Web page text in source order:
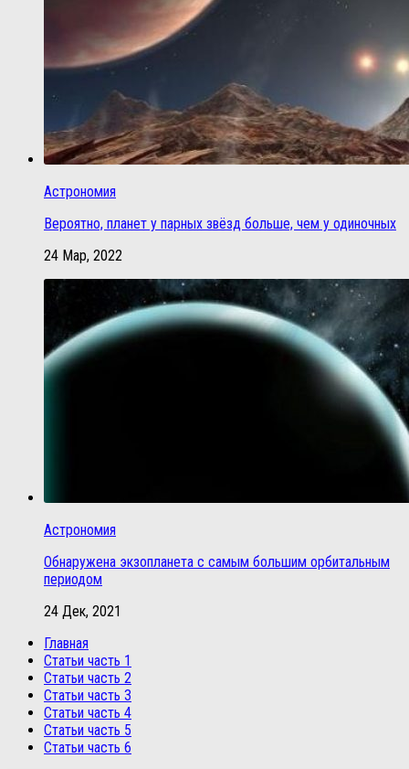
Астрономия
Вероятно, планет у парных звёзд больше, чем у одиночных
24 Мар, 2022
Астрономия
Обнаружена экзопланета с самым большим орбитальным
периодом
24 Дек, 2021
Главная
Статьи часть 1
Статьи часть 2
Статьи часть 3
Статьи часть 4
Статьи часть 5
Статьи часть 6